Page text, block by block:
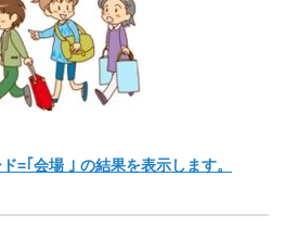
=｢会場 ｣ の結果を表示します。